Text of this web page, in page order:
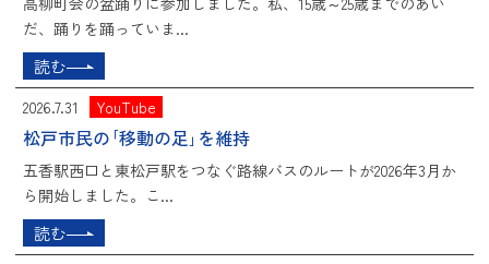
だ、踊りを踊っていま...
読む
2026.7.31 YouTube
松戸市民の｢移動の足｣を維持
五香駅西口と東松戸駅をつなぐ路線バスのルートが2026年3月か
ら開始しました。こ...
読む